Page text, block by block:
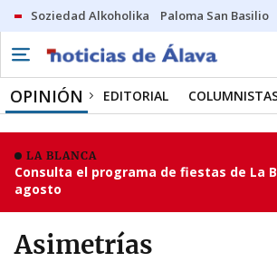
Soziedad Alkoholika Paloma San Basilio
OPINIÓN EDITORIAL
LA BLANCA
Consulta el programa de fiestas de La
agosto
Asimetrías